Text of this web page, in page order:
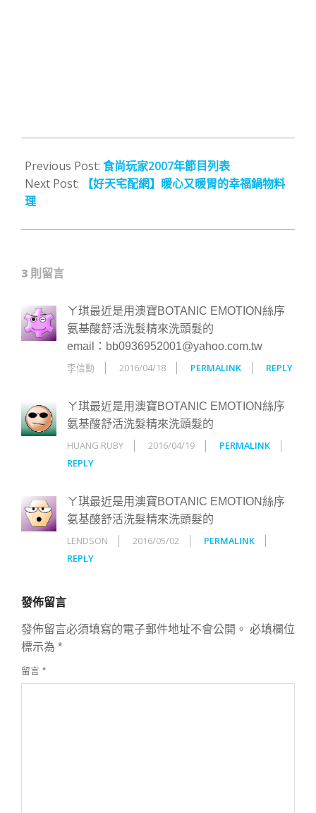
04-
08
Previous Post: 食尚玩家2007年節目列表
Next Post:
【好天宅配網】暖心又暖胃的幸福鍋物料
理
3 則留言
ㄚ琪最近是用澳寶BOTANIC EMOTION絲序
氨基酸舒活洗髮精來洗頭髮的
email：bb0936952001@yahoo.com.tw
李信勳 2016/04/18 PERMALINK REPLY
ㄚ琪最近是用澳寶BOTANIC EMOTION絲序
氨基酸舒活洗髮精來洗頭髮的
HUANG RUBY 2016/04/19
PERMALINK
REPLY
ㄚ琪最近是用澳寶BOTANIC EMOTION絲序
氨基酸舒活洗髮精來洗頭髮的
LENDSON 2016/05/02
PERMALINK
REPLY
發佈留言
發佈留言必須填寫的電子郵件地址不會公開。 必填欄位
標示為 *
留言 *